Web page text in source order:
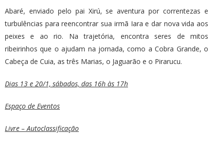
Abaré, enviado pelo pai Xirú, se aventura por correntezas e
turbulências para reencontrar sua irmã Iara e dar nova vida aos
peixes e ao rio. Na trajetória, encontra seres de mitos
ribeirinhos que o ajudam na jornada, como a Cobra Grande, o
Cabeça de Cuia, as três Marias, o Jaguarão e o Pirarucu.
Dias 13 e 20/1, sábados, das 16h às 17h
Espaço de Eventos
Livre – Autoclassificação